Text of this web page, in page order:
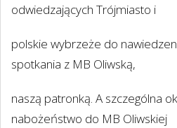
odwiedzających Trójmiasto i
polskie wybrzeże do
spotkania z MB Oliwską,
naszą patronką. A szczególna
nabożeństwo do MB Oliwskiej